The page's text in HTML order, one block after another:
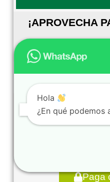
¡APROVECHA
De
Paga
Hola
¿En qué podemos